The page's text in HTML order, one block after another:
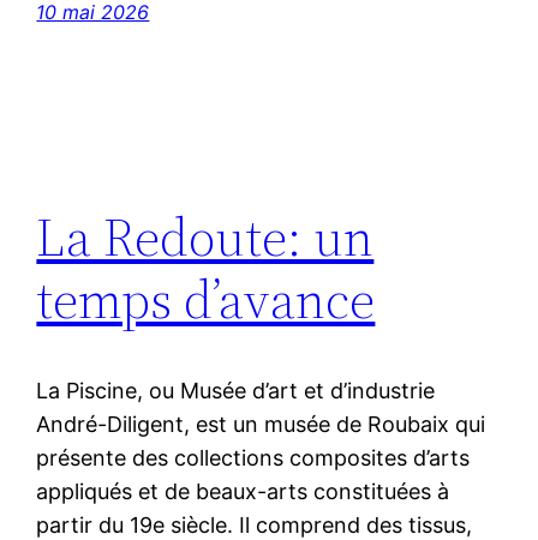
10 mai 2026
La Redoute: un
temps d’avance
La Piscine, ou Musée d’art et d’industrie
André-Diligent, est un musée de Roubaix qui
présente des collections composites d’arts
appliqués et de beaux-arts constituées à
partir du 19e siècle. Il comprend des tissus,